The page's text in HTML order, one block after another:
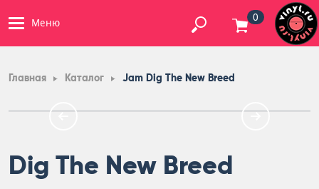
Меню 0
Главная Каталог Jam Dig The New Breed
Dig The New Breed